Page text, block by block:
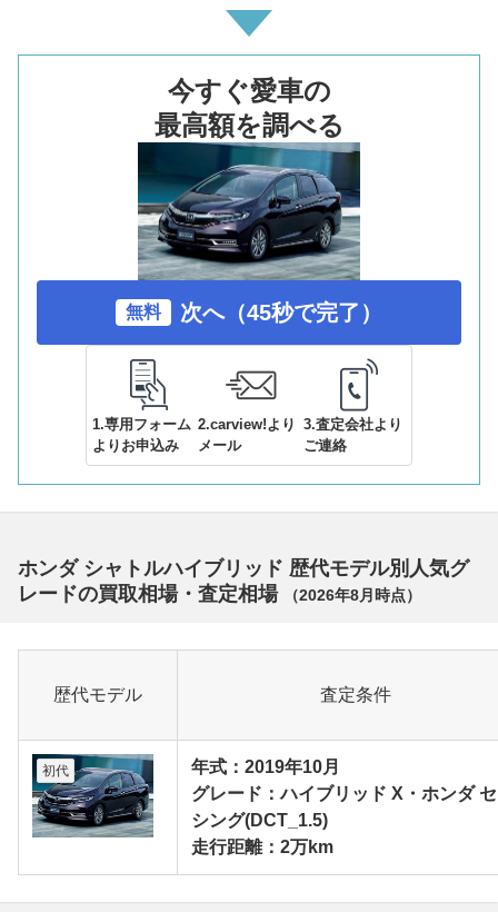
今すぐ愛車の
最高額を調べる
無料 次へ（45秒で完了）
1.専用フォーム
よりお申込み
2.carview!より
メール
3.査定会社より
ご連絡
ホンダ シャトルハイブリッド 歴代モデル別人気グ
レードの買取相場・査定相場
（2026年8月 時点）
歴代モデル 査定条件
初代
年式：2019年10月
グレード：ハイブリッド X・ホンダ
シング(DCT_1.5)
走行距離：2万km